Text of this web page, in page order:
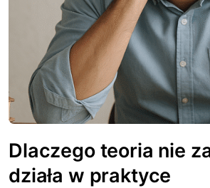
Dlaczego teoria nie
działa w praktyce